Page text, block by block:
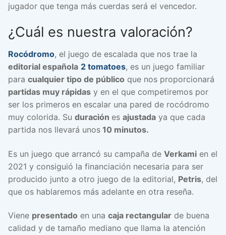
jugador que tenga más cuerdas será el vencedor.
¿Cuál es nuestra valoración?
Rocódromo, el juego de escalada que nos trae la
editorial española 2 tomatoes, es un juego familiar
para cualquier tipo de público que nos proporcionará
partidas muy rápidas y en el que competiremos por
ser los primeros en escalar una pared de rocódromo
muy colorida. Su duración es ajustada ya que cada
partida nos llevará unos 10 minutos.
Es un juego que arrancó su campaña de Verkami en el
2021 y consiguió la financiación necesaria para ser
producido junto a otro juego de la editorial, Petris, del
que os hablaremos más adelante en otra reseña.
Viene presentado en una caja rectangular de buena
calidad y de tamaño mediano que llama la atención